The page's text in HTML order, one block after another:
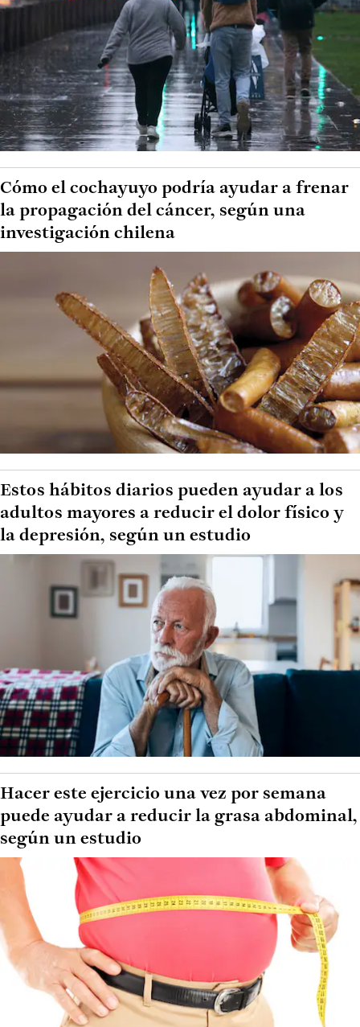
Cómo el cochayuyo podría ayudar a frenar
la propagación del cáncer, según una
investigación chilena
Estos hábitos diarios pueden ayudar a los
adultos mayores a reducir el dolor físico y
la depresión, según un estudio
Hacer este ejercicio una vez por semana
puede ayudar a reducir la grasa abdominal,
según un estudio